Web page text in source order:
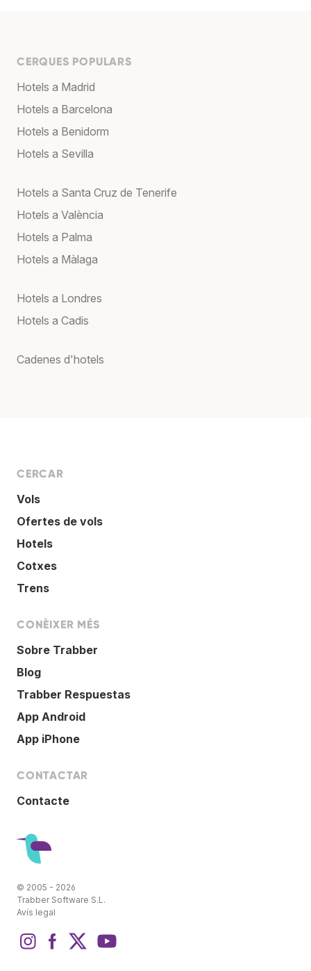
CERQUES POPULARS
Hotels a Madrid
Hotels a Barcelona
Hotels a Benidorm
Hotels a Sevilla
Hotels a Santa Cruz de Tenerife
Hotels a València
Hotels a Palma
Hotels a Màlaga
Hotels a Londres
Hotels a Cadis
Cadenes d'hotels
CERCAR
Vols
Ofertes de vols
Hotels
Cotxes
Trens
CONÈIXER MÉS
Sobre Trabber
Blog
Trabber Respuestas
App Android
App iPhone
CONTACTAR
Contacte
© 2005 - 2026
Trabber Software S.L.
Avís legal